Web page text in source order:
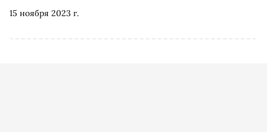
15 ноября 2023 г.
лекции и увидеть видеоприветствия режиссеров. «Сноб»